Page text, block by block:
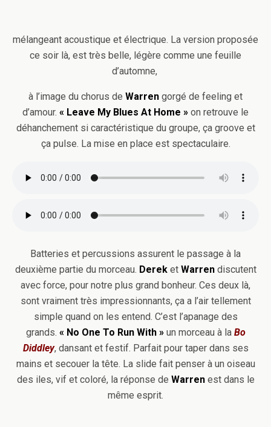
mélangeant acoustique et électrique. La version proposée
ce soir là, est très belle, légère comme une feuille
d’automne,
à l’image du chorus de Warren gorgé de feeling et
d’amour. « Leave My Blues At Home » on retrouve le
déhanchement si caractéristique du groupe, ça groove et
ça pulse. La mise en place est spectaculaire.
Batteries et percussions assurent le passage à la
deuxième partie du morceau. DereketWarrendiscutent
avec force, pour notre plus grand bonheur. Ces deux là,
sont vraiment très impressionnants, ça a l’air tellement
simple quand on les entend. C’est l’apanage des
grands. « No One To Run With »un morceau à la Bo
Diddley, dansant et festif. Parfait pour taper dans ses
mains et secouer la tête. La slide fait penser à un oiseau
des iles, vif et coloré, la réponse de Warrenest dans le
même esprit.